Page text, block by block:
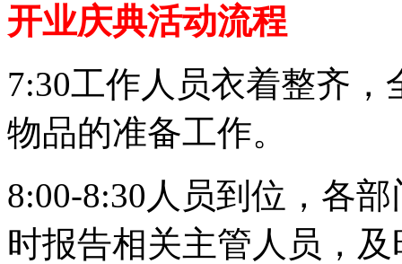
开业庆典活动流程
7:30工作人员衣着整齐
物品的准备工作。
8:00-8:30人员到位，各
时报告相关主管人员，